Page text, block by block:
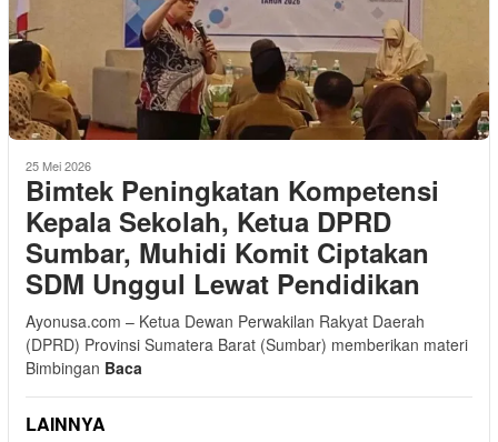
25 Mei 2026
Bimtek Peningkatan Kompetensi
Kepala Sekolah, Ketua DPRD
Sumbar, Muhidi Komit Ciptakan
SDM Unggul Lewat Pendidikan
Ayonusa.com – Ketua Dewan Perwakilan Rakyat Daerah
(DPRD) Provinsi Sumatera Barat (Sumbar) memberikan materi
Bimbingan Baca
LAINNYA